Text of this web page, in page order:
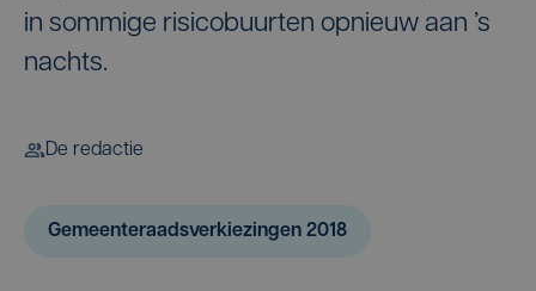
in sommige risicobuurten opnieuw aan ’s
nachts.
De redactie
Gemeenteraadsverkiezingen 2018